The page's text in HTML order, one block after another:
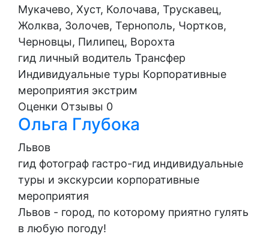
Мукачево, Хуст, Колочава, Трускавец,
Жолква, Золочев, Тернополь, Чортков,
Черновцы, Пилипец, Ворохта
гид личный водитель Трансфер
Индивидуальные туры Корпоративные
мероприятия экстрим
Оценки Отзывы 0
Ольга Глубока
Львов
гид фотограф гастро-гид индивидуальные
туры и экскурсии корпоративные
мероприятия
Львов - город, по которому приятно гулять
в любую погоду!